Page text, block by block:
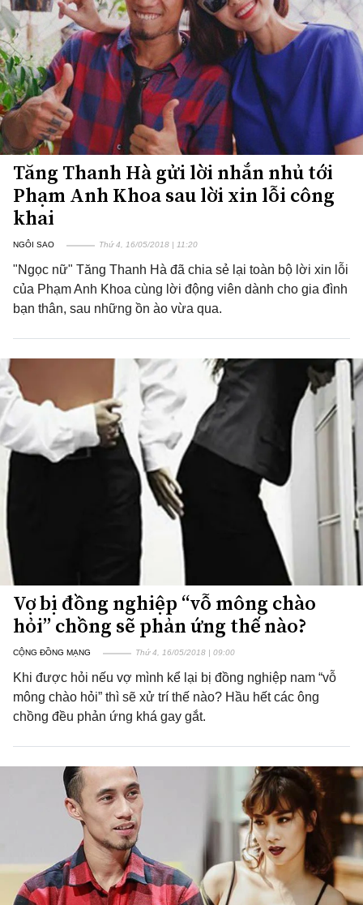
Tăng Thanh Hà gửi lời nhắn nhủ tới
Phạm Anh Khoa sau lời xin lỗi công
khai
NGÔI SAO Thứ 4, 16/05/2018 | 11:20
"Ngọc nữ" Tăng Thanh Hà đã chia sẻ lại toàn bộ lời xin lỗi
của Phạm Anh Khoa cùng lời động viên dành cho gia đình
bạn thân, sau những ồn ào vừa qua.
Vợ bị đồng nghiệp “vỗ mông chào
hỏi” chồng sẽ phản ứng thế nào?
CỘNG ĐỒNG MẠNG Thứ 4, 16/05/2018 | 09:00
Khi được hỏi nếu vợ mình kể lại bị đồng nghiệp nam “vỗ
mông chào hỏi” thì sẽ xử trí thế nào? Hầu hết các ông
chồng đều phản ứng khá gay gắt.